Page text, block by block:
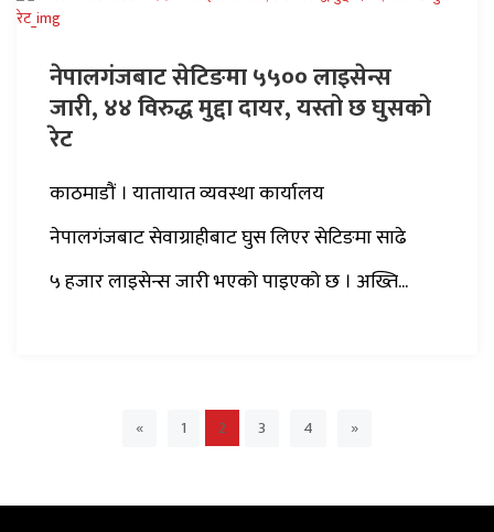
नेपालगंजबाट सेटिङमा ५५०० लाइसेन्स
जारी, ४४ विरुद्ध मुद्दा दायर, यस्तो छ घुसको
रेट
काठमाडौं । यातायात व्यवस्था कार्यालय
नेपालगंजबाट सेवाग्राहीबाट घुस लिएर सेटिङमा साढे
५ हजार लाइसेन्स जारी भएको पाइएको छ । अख्ति...
« 1 2 3 4 »